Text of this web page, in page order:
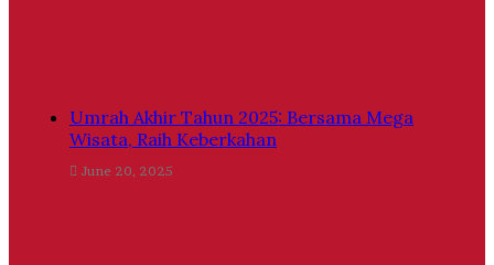
Umrah Akhir Tahun 2025: Bersama Mega
Wisata, Raih Keberkahan
June 20, 2025